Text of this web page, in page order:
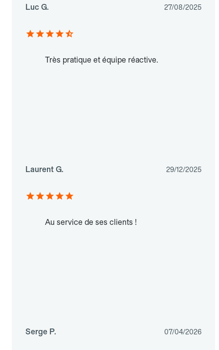
Luc G. 27/08/2025
Très pratique et équipe réactive.
Laurent G. 29/12/2025
Au service de ses clients !
Serge P. 07/04/2026